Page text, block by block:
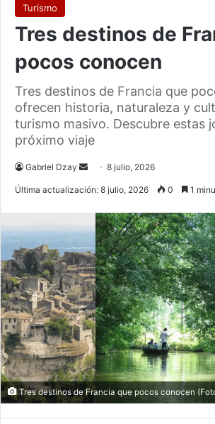
Turismo
Tres destinos de
pocos conocen
Tres destinos de Francia que
ofrecen historia, naturaleza y
turismo masivo. Descubre estas
próximo viaje
Gabriel Dzay
Send
an
8 julio, 2026
Última actualización: 8 julio, 2026 0 1
Tres destinos de Francia que pocos conocen